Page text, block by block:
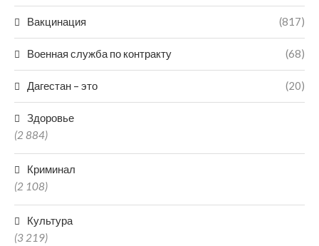
Вакцинация (817)
Военная служба по контракту (68)
Дагестан – это (20)
Здоровье
(2 884)
Криминал
(2 108)
Культура
(3 219)